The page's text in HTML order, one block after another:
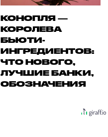
КОНОПЛЯ —
КОРОЛЕВА
БЬЮТИ-
ИНГРЕДИЕНТОВ:
ЧТО НОВОГО,
ЛУЧШИЕ БАНКИ,
ОБОЗНАЧЕНИЯ